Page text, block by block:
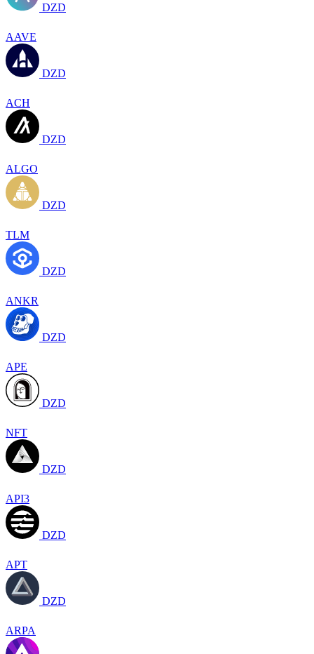
DZD
AAVE
DZD
ACH
DZD
ALGO
DZD
TLM
DZD
ANKR
DZD
APE
DZD
NFT
DZD
API3
DZD
APT
DZD
ARPA